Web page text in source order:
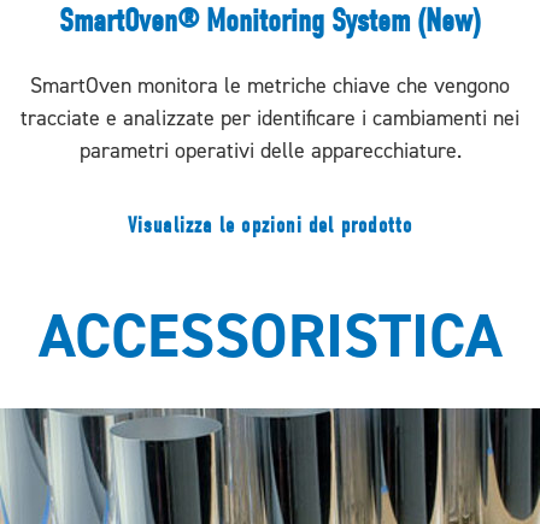
SmartOven® Monitoring System (New)
SmartOven monitora le metriche chiave che vengono
tracciate e analizzate per identificare i cambiamenti nei
parametri operativi delle apparecchiature.
Visualizza le opzioni del prodotto
ACCESSORISTICA